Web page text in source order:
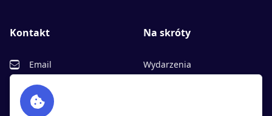
Kontakt
Email
Facebook
Twitter
Na skróty
Wydarzenia